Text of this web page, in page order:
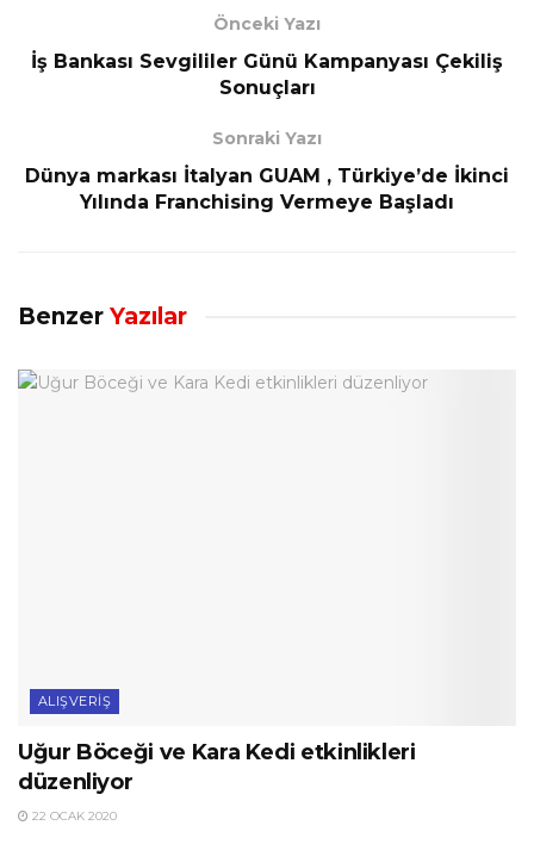
Önceki Yazı
İş Bankası Sevgililer Günü Kampanyası Çekiliş
Sonuçları
Sonraki Yazı
Dünya markası İtalyan GUAM , Türkiye’de İkinci
Yılında Franchising Vermeye Başladı
Benzer Yazılar
ALIŞVERIŞ
Uğur Böceği ve Kara Kedi etkinlikleri
düzenliyor
22 OCAK 2020